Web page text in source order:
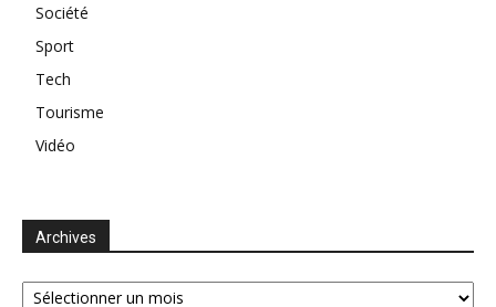
Société
Sport
Tech
Tourisme
Vidéo
Archives
Archives